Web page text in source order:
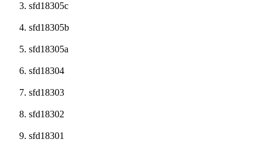
sfd18305c
sfd18305b
sfd18305a
sfd18304
sfd18303
sfd18302
sfd18301